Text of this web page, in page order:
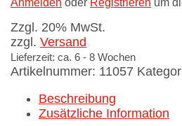
Anmelden oder Registrieren um
Zzgl. 20% MwSt.
zzgl. Versand
Lieferzeit: ca. 6 - 8 Wochen
Artikelnummer: 11057
Beschreibung
Zusätzliche Information